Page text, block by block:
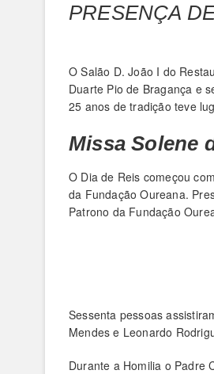
PRESENÇA
O Salão D. João I do
Duarte Pio de Bragança e
25 anos de tradição teve
Missa Solene
O Dia de Reis começou
da Fundação Oureana.
Patrono da Fundação
Sessenta pessoas
Mendes e Leonardo
Durante a Homilia o Padre